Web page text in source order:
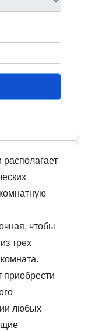
чтобы
трех
приобрести
любых